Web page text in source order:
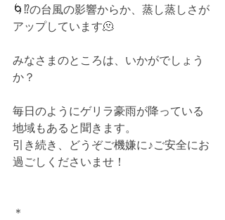
🌀⁉️の台風の影響からか、蒸し蒸しさが
アップしています🫠
みなさまのところは、いかがでしょう
か？
毎日のようにゲリラ豪雨が降っている
地域もあると聞きます。
引き続き、どうぞご機嫌に♪ご安全にお
過ごしくださいませ！
＊